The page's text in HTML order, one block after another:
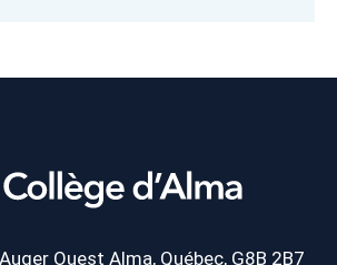
Ouest Alma, Québec, G8B 2B7